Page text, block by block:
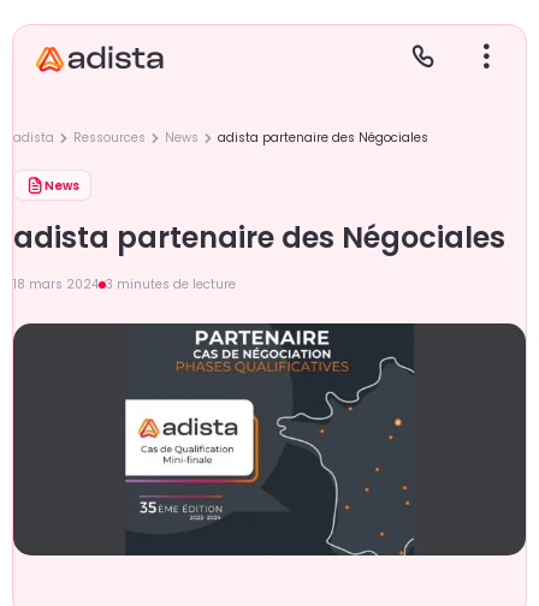
adista Ressources News adista partenaire des Négociales
News
adista partenaire des Négociales
18 mars 2024 3 minutes de lecture